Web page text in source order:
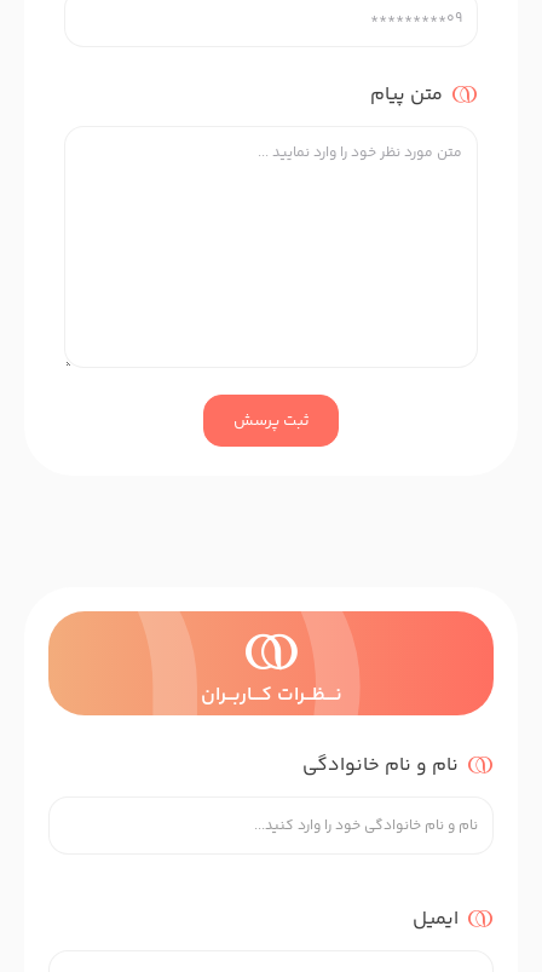
متن پیام
ثبت پرسش
نــــظـــرات کــــاربـــران
نام و نام خانوادگی
ایمیل